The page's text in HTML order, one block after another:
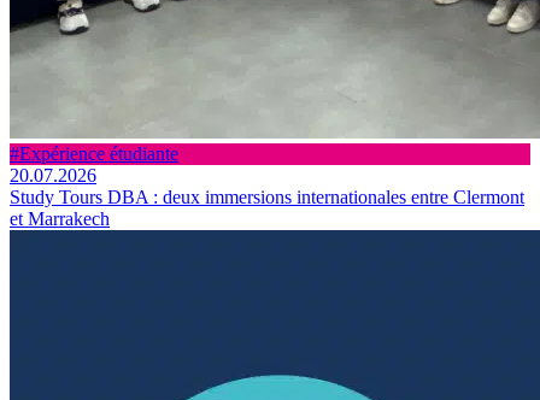
#Expérience étudiante
20.07.2026
Study Tours DBA : deux immersions internationales entre Clermont
et Marrakech